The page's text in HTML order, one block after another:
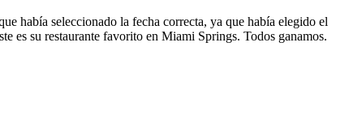
había seleccionado la fecha correcta, ya que había elegido el
es su restaurante favorito en Miami Springs. Todos ganamos.